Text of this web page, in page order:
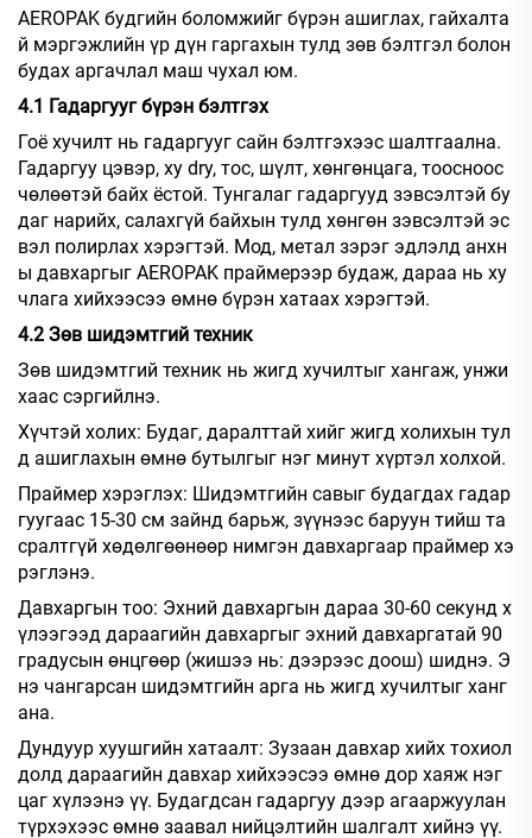
AEROPAK будгийн боломжийг бүрэн ашиглах, гайхалта
й мэргэжлийн үр дүн гаргахын тулд зөв бэлтгэл болон
будах аргачлал маш чухал юм.
4.1 Гадаргууг бүрэн бэлтгэх
Гоё хучилт нь гадаргууг сайн бэлтгэхээс шалтгаална.
Гадаргуу цэвэр, ху dry, тос, шүлт, хөнгөнцага, тоосноос
чөлөөтэй байх ёстой. Тунгалаг гадаргууд зэвсэлтэй бу
даг нарийх, салахгүй байхын тулд хөнгөн зэвсэлтэй эс
вэл полирлах хэрэгтэй. Мод, метал зэрэг эдлэлд анхн
ы давхаргыг AEROPAK праймерээр будаж, дараа нь ху
члага хийхээсээ өмнө бүрэн хатаах хэрэгтэй.
4.2 Зөв шидэмтгий техник
Зөв шидэмтгий техник нь жигд хучилтыг хангаж, унжи
хаас сэргийлнэ.
Хүчтэй холих: Будаг, даралттай хийг жигд холихын тул
д ашиглахын өмнө бутылгыг нэг минут хүртэл холхой.
Праймер хэрэглэх: Шидэмтгийн савыг будагдах гадар
гуугаас 15-30 см зайнд барьж, зүүнээс баруун тийш та
сралтгүй хөдөлгөөнөөр нимгэн давхаргаар праймер хэ
рэглэнэ.
Давхаргын тоо: Эхний давхаргын дараа 30-60 секунд х
үлээгээд дараагийн давхаргыг эхний давхаргатай 90
градусын өнцгөөр (жишээ нь: дээрээс доош) шиднэ. Э
нэ чангарсан шидэмтгийн арга нь жигд хучилтыг ханг
ана.
Дундуур хуушгийн хатаалт: Зузаан давхар хийх тохиол
долд дараагийн давхар хийхээсээ өмнө дор хаяж нэг
цаг хүлээнэ үү. Будагдсан гадаргуу дээр агааржуулан
түрхэхээс өмнө заавал нийцэлтийн шалгалт хийнэ үү.